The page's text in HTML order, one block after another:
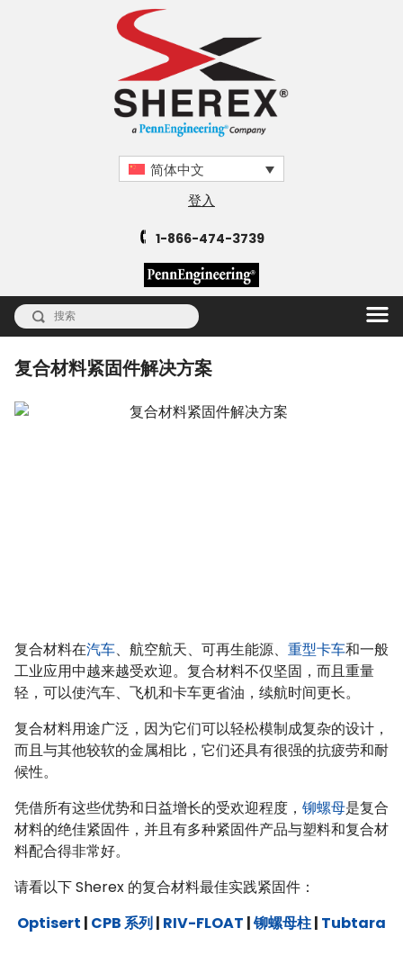
简体中文
登入
1-866-474-3739
复合材料紧固件解决方案
复合材料在汽车、航空航天、可再生能源、 重型卡车和一般
工业应用中越来越受欢迎。复合材料不仅坚固，而且重量
轻，可以使汽车、飞机和卡车更省油，续航时间更长。
复合材料用途广泛，因为它们可以轻松模制成复杂的设计，
而且与其他较软的金属相比，它们还具有很强的抗疲劳和耐
候性。
凭借所有这些优势和日益增长的受欢迎程度， 铆螺母是复合
材料的绝佳紧固件，并且有多种紧固件产品与塑料和复合材
料配合得非常好。
请看以下 Sherex 的复合材料最佳实践紧固件：
Optisert | CPB 系列| RIV-FLOAT |铆螺母柱| Tubtara